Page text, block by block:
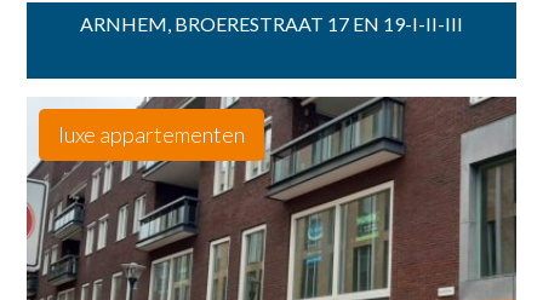
ARNHEM, BROERESTRAAT 17 EN 19-I-II-III
luxe appartementen